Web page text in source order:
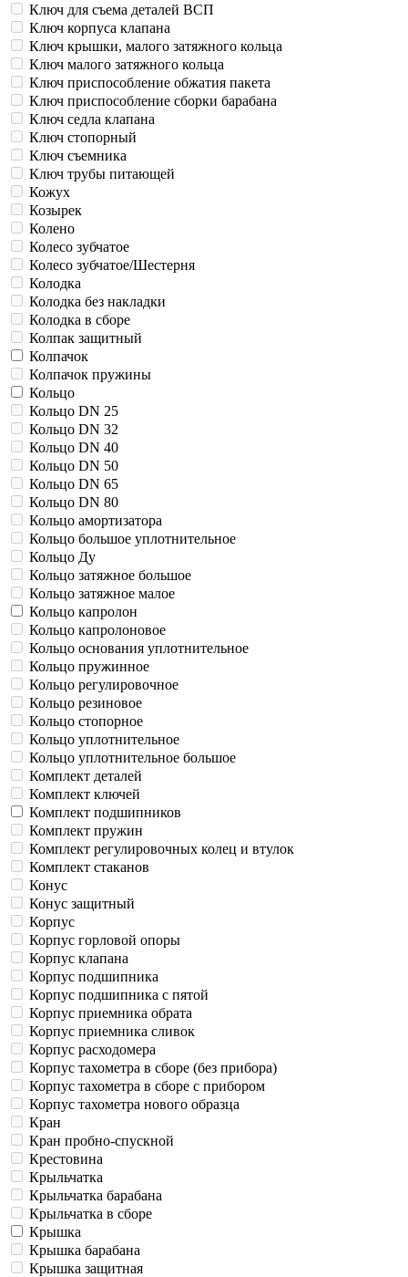
Ключ для съема деталей ВСП
Ключ корпуса клапана
Ключ крышки, малого затяжного кольца
Ключ малого затяжного кольца
Ключ приспособление обжатия пакета
Ключ приспособление сборки барабана
Ключ седла клапана
Ключ стопорный
Ключ съемника
Ключ трубы питающей
Кожух
Козырек
Колено
Колесо зубчатое
Колесо зубчатое/Шестерня
Колодка
Колодка без накладки
Колодка в сборе
Колпак защитный
Колпачок
Колпачок пружины
Кольцо
Кольцо DN 25
Кольцо DN 32
Кольцо DN 40
Кольцо DN 50
Кольцо DN 65
Кольцо DN 80
Кольцо амортизатора
Кольцо большое уплотнительное
Кольцо Ду
Кольцо затяжное большое
Кольцо затяжное малое
Кольцо капролон
Кольцо капролоновое
Кольцо основания уплотнительное
Кольцо пружинное
Кольцо регулировочное
Кольцо резиновое
Кольцо стопорное
Кольцо уплотнительное
Кольцо уплотнительное большое
Комплект деталей
Комплект ключей
Комплект подшипников
Комплект пружин
Комплект регулировочных колец и втулок
Комплект стаканов
Конус
Конус защитный
Корпус
Корпус горловой опоры
Корпус клапана
Корпус подшипника
Корпус подшипника с пятой
Корпус приемника обрата
Корпус приемника сливок
Корпус расходомера
Корпус тахометра в сборе (без прибора)
Корпус тахометра в сборе с прибором
Корпус тахометра нового образца
Кран
Кран пробно-спускной
Крестовина
Крыльчатка
Крыльчатка барабана
Крыльчатка в сборе
Крышка
Крышка барабана
Крышка защитная